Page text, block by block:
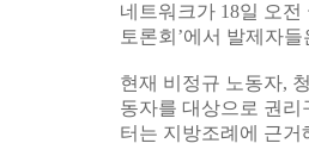
네트워크가 18일 오
토론회’에서 발제자
현재 비정규 노동자,
동자를 대상으로 권
터는 지방조례에 근거